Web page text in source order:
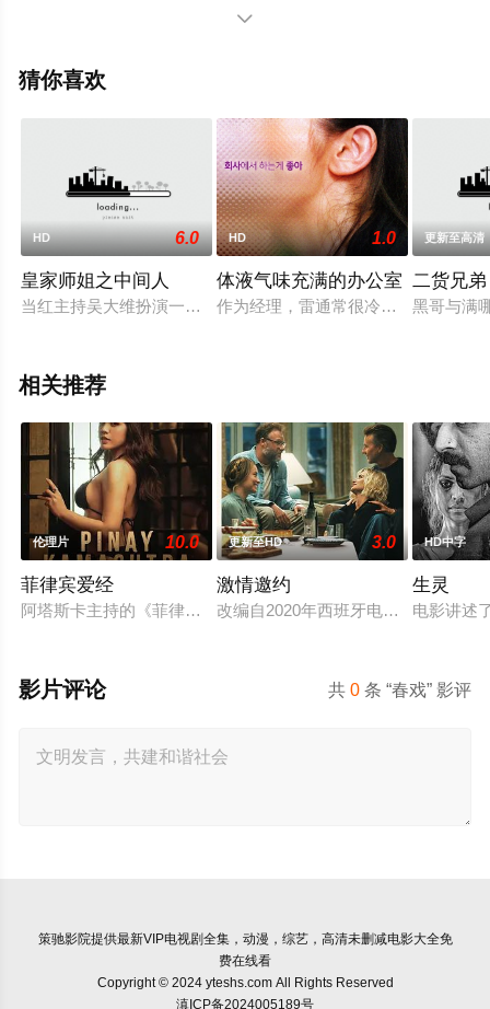
高清无删减完整版电影大全就上策驰电影网，更多相关信

猜你喜欢
HD 6.0
皇家师姐之中间人
当红主持吴大维扮演一位正直的美籍华人海军，样貌和身材都甚
HD 1.0
体液气味充满的办公室
作为经理，雷通常很冷漠。只要一喝
更新至高清
二货兄弟
黑哥与满
相关推荐
伦理片 10.0
菲律宾爱经
阿塔斯卡主持的《菲律宾爱经》强势回归，带来十五种大胆的体
更新至HD 3.0
激情邀约
改编自2020年西班牙电影《多愁善
HD中字
生灵
电影讲述
共0 条 “春戏” 影评
影片评论
策驰影院提供最新VIP电视剧全集，动漫，综艺，高清未删减电影大全免
费在线看
Copyright © 2024 yteshs.com All Rights Reserved
滇ICP备2024005189号